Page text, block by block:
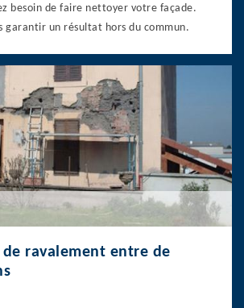
besoin de faire nettoyer votre façade.
garantir un résultat hors du commun.
ravalement entre de